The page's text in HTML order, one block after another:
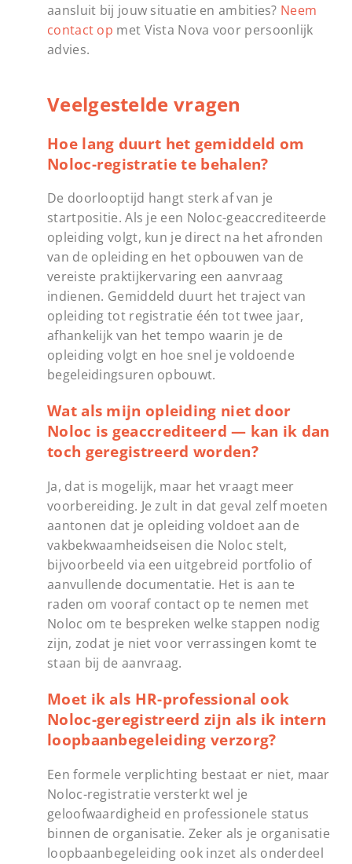
aansluit bij jouw situatie en ambities? Neem
contact op met Vista Nova voor persoonlijk
advies.
Veelgestelde vragen
Hoe lang duurt het gemiddeld om
Noloc-registratie te behalen?
De doorlooptijd hangt sterk af van je
startpositie. Als je een Noloc-geaccrediteerde
opleiding volgt, kun je direct na het afronden
van de opleiding en het opbouwen van de
vereiste praktijkervaring een aanvraag
indienen. Gemiddeld duurt het traject van
opleiding tot registratie één tot twee jaar,
afhankelijk van het tempo waarin je de
opleiding volgt en hoe snel je voldoende
begeleidingsuren opbouwt.
Wat als mijn opleiding niet door
Noloc is geaccrediteerd — kan ik dan
toch geregistreerd worden?
Ja, dat is mogelijk, maar het vraagt meer
voorbereiding. Je zult in dat geval zelf moeten
aantonen dat je opleiding voldoet aan de
vakbekwaamheidseisen die Noloc stelt,
bijvoorbeeld via een uitgebreid portfolio of
aanvullende documentatie. Het is aan te
raden om vooraf contact op te nemen met
Noloc om te bespreken welke stappen nodig
zijn, zodat je niet voor verrassingen komt te
staan bij de aanvraag.
Moet ik als HR-professional ook
Noloc-geregistreerd zijn als ik intern
loopbaanbegeleiding verzorg?
Een formele verplichting bestaat er niet, maar
Noloc-registratie versterkt wel je
geloofwaardigheid en professionele status
binnen de organisatie. Zeker als je organisatie
loopbaanbegeleiding ook inzet als onderdeel